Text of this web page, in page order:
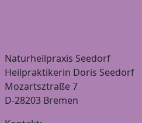
Naturheilpraxis Seedorf
Heilpraktikerin Doris Seedorf
Mozartsztraße 7
D-28203 Bremen